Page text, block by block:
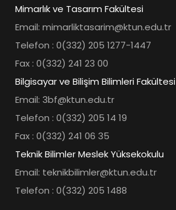
Mimarlık ve Tasarım Fakültesi
Email: mimarliktasarim@ktun.edu.tr
Telefon : 0(332) 205 1277-1447
Fax : 0(332) 241 23 00
Bilgisayar ve Bilişim Bilimleri Fakültesi
Email: 3bf@ktun.edu.tr
Telefon : 0(332) 205 14 19
Fax : 0(332) 241 06 35
Teknik Bilimler Meslek Yüksekokulu
Email: teknikbilimler@ktun.edu.tr
Telefon : 0(332) 205 1488